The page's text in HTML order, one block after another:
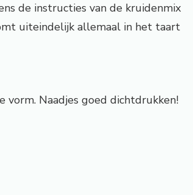
de instructies van de kruidenmix
uiteindelijk allemaal in het taart
Naadjes goed dichtdrukken!